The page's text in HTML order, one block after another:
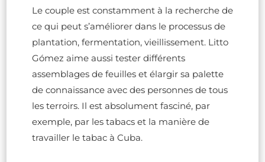
Le couple est constamment à la recherche de
ce qui peut s’améliorer dans le processus de
plantation, fermentation, vieillissement. Litto
Gómez aime aussi tester différents
assemblages de feuilles et élargir sa palette
de connaissance avec des personnes de tous
les terroirs. Il est absolument fasciné, par
exemple, par les tabacs et la manière de
travailler le tabac à Cuba.